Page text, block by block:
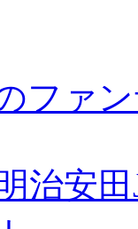
ファ
治安